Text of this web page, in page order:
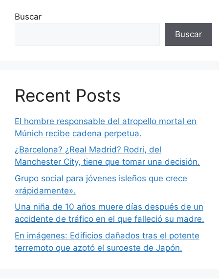
Buscar
Buscar
Recent Posts
El hombre responsable del atropello mortal en
Múnich recibe cadena perpetua.
¿Barcelona? ¿Real Madrid? Rodri, del
Manchester City, tiene que tomar una decisión.
Grupo social para jóvenes isleños que crece
«rápidamente».
Una niña de 10 años muere días después de un
accidente de tráfico en el que falleció su madre.
En imágenes: Edificios dañados tras el potente
terremoto que azotó el suroeste de Japón.